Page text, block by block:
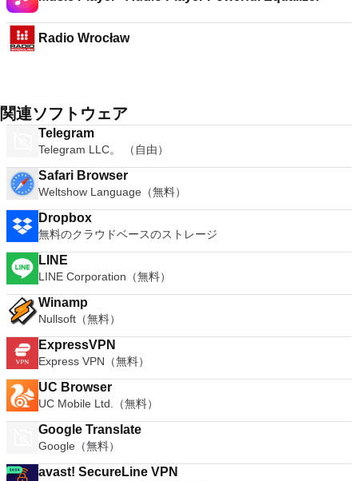
Radio Wrocław
関連ソフトウェア
Telegram
Telegram LLC。 （自由）
Safari Browser
Weltshow Language（無料）
Dropbox
無料のクラウドベースのストレージ
LINE
LINE Corporation（無料）
Winamp
Nullsoft（無料）
ExpressVPN
Express VPN（無料）
UC Browser
UC Mobile Ltd.（無料）
Google Translate
Google（無料）
avast! SecureLine VPN